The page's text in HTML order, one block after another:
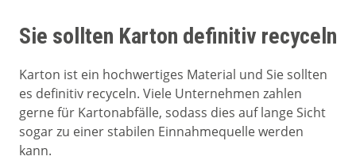
Sie sollten Karton definitiv recyceln
Karton ist ein hochwertiges Material und Sie sollten
es definitiv recyceln. Viele Unternehmen zahlen
gerne für Kartonabfälle, sodass dies auf lange Sicht
sogar zu einer stabilen Einnahmequelle werden
kann.